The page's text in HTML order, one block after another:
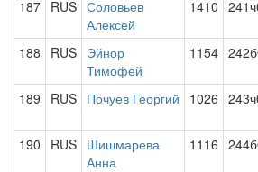
187 RUS Соловьев
Алексей
1410
188 RUS Эйнор
Тимофей
1154
189 RUS Почуев Георгий 1026
190 RUS Шишмарева
Анна
1116